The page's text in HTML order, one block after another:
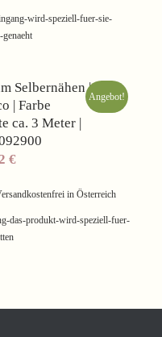
wird-speziell-fuer-sie-
Selbernähen |
| Farbe
ca. 3 Meter |
€
€Aktueller
ist:
94,62 €.
Angebot!
in Österreich
das-produkt-wird-speziell-fuer-